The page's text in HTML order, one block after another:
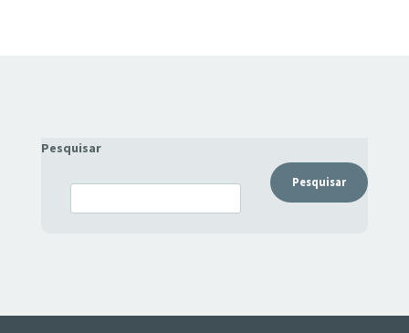
Pesquisar
Pesquisar